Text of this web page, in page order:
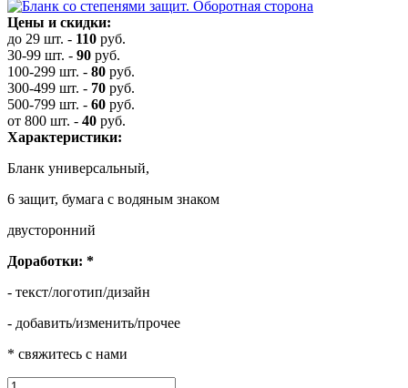
Цены и скидки:
до 29 шт. - 110 руб.
30-99 шт. - 90 руб.
100-299 шт. - 80 руб.
300-499 шт. - 70 руб.
500-799 шт. - 60 руб.
от 800 шт. - 40 руб.
Характеристики:
Бланк универсальный,
6 защит, бумага с водяным знаком
двусторонний
Доработки: *
- текст/логотип/дизайн
- добавить/изменить/прочее
* свяжитесь с нами